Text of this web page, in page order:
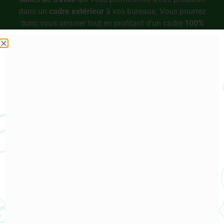
dans un cadre extérieurà vos bureaux. Vous pourrez
donc vous amuser tout en profitant d’un cadre 100%